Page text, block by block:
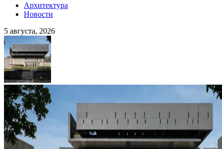
Архитектура
Новости
5 августа, 2026